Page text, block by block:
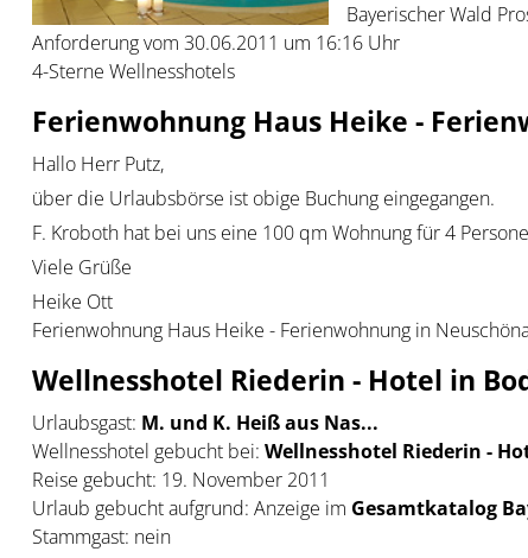
Bayerischer Wald
Anforderung vom 30.06.2011 um 16:16 Uhr
4-Sterne Wellnesshotels
Ferienwohnung Haus Heike -
Hallo Herr Putz,
über die Urlaubsbörse ist obige Buchung eingegangen.
F. Kroboth hat bei uns eine 100 qm Wohnung für 4
Viele Grüße
Heike Ott
Ferienwohnung Haus Heike - Ferienwohnung in
Wellnesshotel Riederin - Hotel in
Urlaubsgast: M. und K. Heiß aus Nas...
Wellnesshotel gebucht bei: Wellnesshotel Riederin -
Reise gebucht: 19. November 2011
Urlaub gebucht aufgrund: Anzeige im Gesamtkatalog
Stammgast: nein